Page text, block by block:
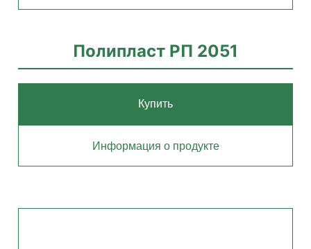
Полипласт РП 2051
Купить
Информация о продукте